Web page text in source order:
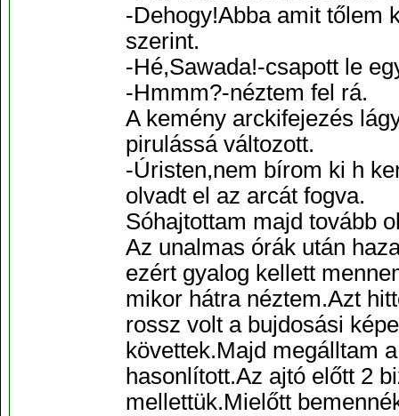
-Dehogy!Abba amit tőlem
szerint.
-Hé,Sawada!-csapott le
-Hmmm?-néztem fel rá.
A kemény arckifejezés
pirulássá változott.
-Úristen,nem bírom ki h
olvadt el az arcát fogva.
Sóhajtottam majd tovább
Az unalmas órák után
ezért gyalog kellett
mikor hátra néztem.Azt
rossz volt a bujdosási
követtek.Majd megálltam
hasonlított.Az ajtó előtt 2
mellettük.Mielőtt